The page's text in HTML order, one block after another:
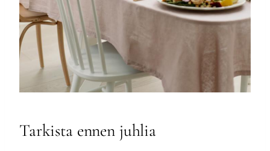
Tarkista ennen juhlia